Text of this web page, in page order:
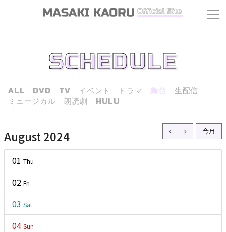
SCHEDULE
ALL DVD TV イベント ドラマ 舞台
生配信
ミュージカル
朗読劇 HULU
August 2024 今月
01 Thu
02 Fri
03 Sat
04 Sun